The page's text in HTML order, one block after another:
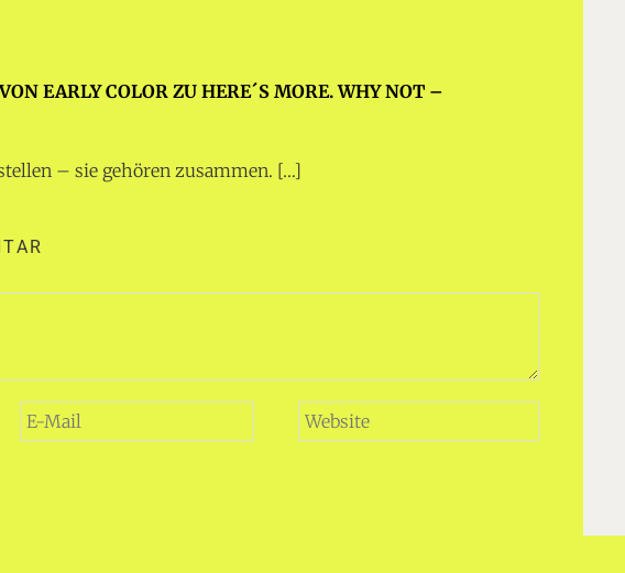
EARLY COLOR ZU HERE´S MORE. WHY NOT –
– sie gehören zusammen. […]